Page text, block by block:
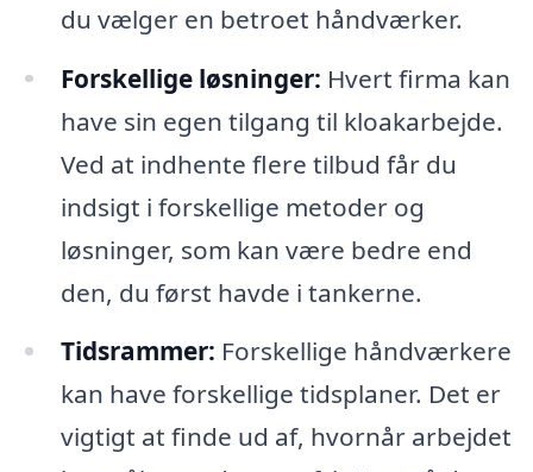
du vælger en betroet håndværker.
Forskellige løsninger: Hvert firma kan
have sin egen tilgang til kloakarbejde.
Ved at indhente flere tilbud får du
indsigt i forskellige metoder og
løsninger, som kan være bedre end
den, du først havde i tankerne.
Tidsrammer: Forskellige håndværkere
kan have forskellige tidsplaner. Det er
vigtigt at finde ud af, hvornår arbejdet